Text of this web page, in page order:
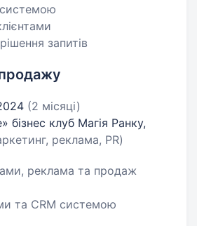
запитів
(2 місяці)
бізнес клуб Магія Ранку,
реклама, PR)
реклама та продаж
та CRM системою